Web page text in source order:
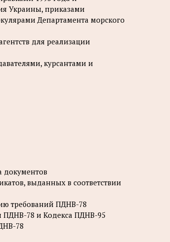
Украины, приказами
Департамента морского
для реализации
курсантами и
документов
выданных в соответствии
требований ПДНВ-78
ПДНВ-78 и Кодекса ПДНВ-95
78